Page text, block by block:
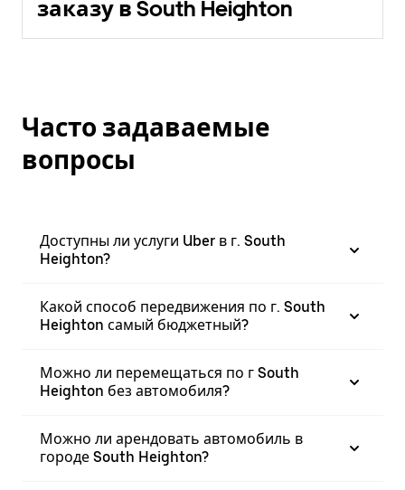
заказу в South Heighton
Часто задаваемые
вопросы
Доступны ли услуги Uber в г. South
Heighton?
Какой способ передвижения по г. South
Heighton самый бюджетный?
Можно ли перемещаться по г South
Heighton без автомобиля?
Можно ли арендовать автомобиль в
городе South Heighton?